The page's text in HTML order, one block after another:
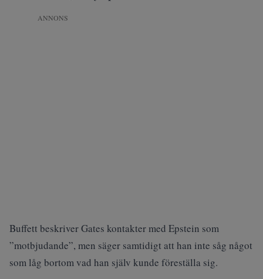
ANNONS
Buffett beskriver Gates kontakter med Epstein som
”motbjudande”, men säger samtidigt att han inte såg något
som låg bortom vad han själv kunde föreställa sig.